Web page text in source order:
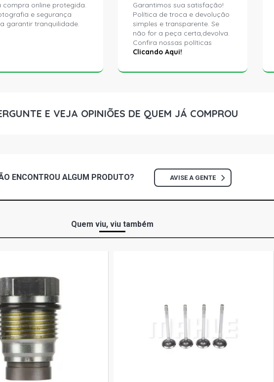
LA1924 STD CAMINHAO
DIESEL (1975 - 1983)
LA1932 STD CAMINHAO
LB2220 STD CAMINHAO 9.7
LK2219 STD CAMINHAO 9.7
(1970 - 1989)
compra online protegida.
e segurança
garantir tranquilidade.
Garantimos sua satisfação!
Política de troca e devolução
simples e transparente. Se
não for a peça certa,devolva.
Confira nossas políticas
Clicando Aqui!
E VEJA OPINIÕES DE QUEM JÁ COMPROU
ENCONTROU ALGUM PRODUTO? AVISE A GENTE
Quem viu, viu também